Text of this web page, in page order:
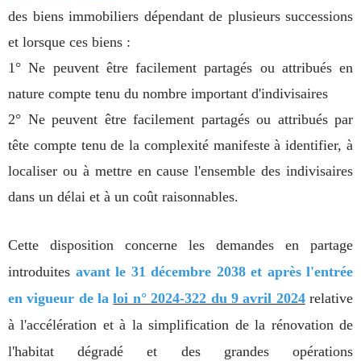
des biens immobiliers dépendant de plusieurs successions
et lorsque ces biens :
1° Ne peuvent être facilement partagés ou attribués en
nature compte tenu du nombre important d'indivisaires
2° Ne peuvent être facilement partagés ou attribués par
tête compte tenu de la complexité manifeste à identifier, à
localiser ou à mettre en cause l'ensemble des indivisaires
dans un délai et à un coût raisonnables.
Cette disposition concerne les demandes en partage
introduites avant le 31 décembre 2038 et après l'entrée
en vigueur de laloi n° 2024-322 du 9 avril 2024 relative
à l'accélération et à la simplification de la rénovation de
l'habitat dégradé et des grandes opérations